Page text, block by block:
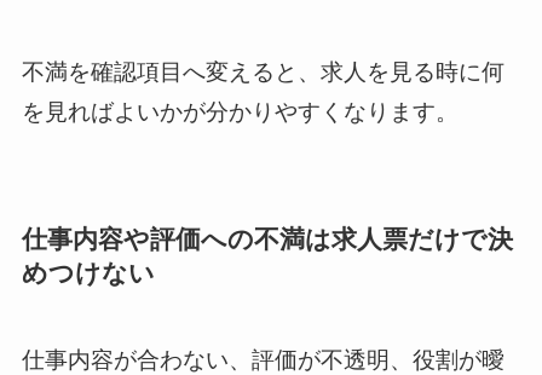
不満を確認項目へ変えると、求人を見る時に何
を見ればよいかが分かりやすくなります。
仕事内容や評価への不満は求人票だけで決
めつけない
仕事内容が合わない、評価が不透明、役割が曖